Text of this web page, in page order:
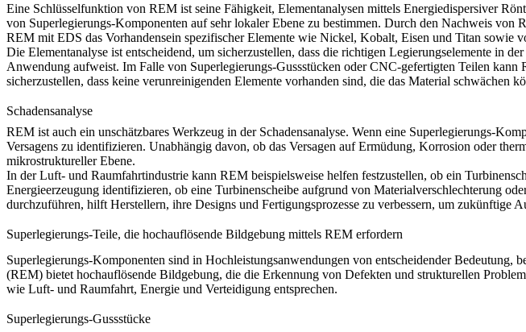
Eine Schlüsselfunktion von REM ist seine Fähigkeit, Elementanalysen mittels Energiedispersiver
von Superlegierungs-Komponenten auf sehr lokaler Ebene zu bestimmen. Durch den Nachweis
REM mit EDS das Vorhandensein spezifischer Elemente wie Nickel, Kobalt, Eisen und Titan sowie
Die Elementanalyse ist entscheidend, um sicherzustellen, dass die richtigen Legierungselemente in
Anwendung aufweist. Im Falle von Superlegierungs-Gussstücken oderCNC-gefertigten Teilen kann
sicherzustellen, dass keine verunreinigenden Elemente vorhanden sind, die das Material schwächen
Schadensanalyse
REM ist auch ein unschätzbares Werkzeug in der Schadensanalyse. Wenn eine Superlegierungs-
Versagens zu identifizieren. Unabhängig davon, ob das Versagen auf Ermüdung, Korrosion oder
mikrostruktureller Ebene.
In derLuft- und Raumfahrtindustrie kann REM beispielsweise helfen festzustellen, ob ein
Energieerzeugung identifizieren, ob eine Turbinenscheibe aufgrund von Materialverschlechterung
durchzuführen, hilft Herstellern, ihre Designs und Fertigungsprozesse zu verbessern, um zukünftige
Superlegierungs-Teile, die hochauflösende Bildgebung mittels REM erfordern
Superlegierungs-Komponenten sind in Hochleistungsanwendungen von entscheidender
(REM) bietet hochauflösende Bildgebung, die die Erkennung von Defekten und strukturellen
wie Luft- und Raumfahrt, Energie und Verteidigung entsprechen.
Superlegierungs-Gussstücke